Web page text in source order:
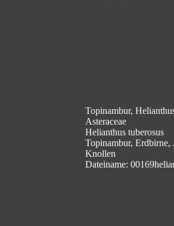
Topinambur,
Asteraceae
Helianthus tuberosus
Topinambur, Erdbirne,
Knollen
Dateiname: